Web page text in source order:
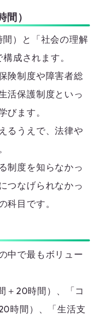
）
間）と「社会の理解
成されます。
険制度や障害者総
活保護制度といっ
びます。
るうえで、法律や
制度を知らなかっ
つなげられなかっ
科目です。
中で最もボリュー
＋20時間）、「コ
時間）、「生活支